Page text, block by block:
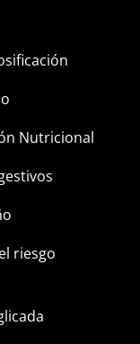
Nutricional
riesgo